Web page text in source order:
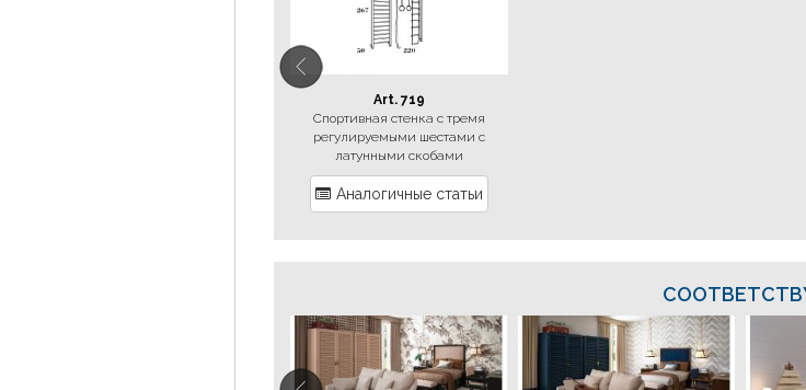
Art. 719
Спортивная стенка с тремя
регулируемыми шестами с
латунными скобами
Аналогичные статьи